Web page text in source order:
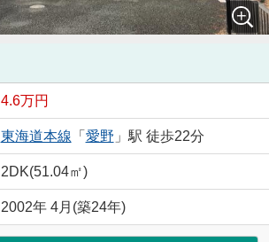
4.6万円
東海道本線 「 愛野 」駅 徒歩22分
2DK(51.04㎡)
2002年 4月(築24年)